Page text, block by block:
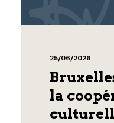
25/06/2026
la